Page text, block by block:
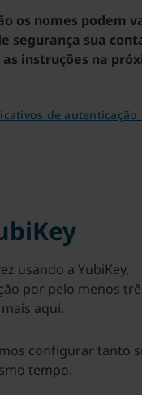
os nomes podem
segurança sua
instruções na
de autenticação
usando a YubiKey,
por pelo menos
aqui.
configurar tanto
tempo.